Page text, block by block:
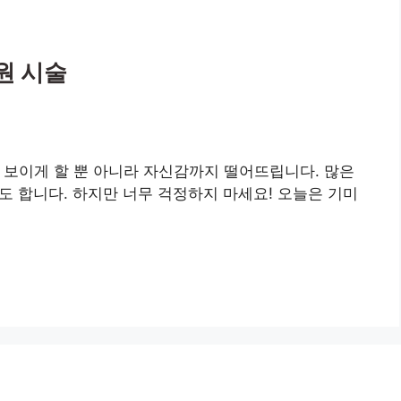
시술
이게 할 뿐 아니라 자신감까지 떨어뜨립니다. 많은
합니다. 하지만 너무 걱정하지 마세요! 오늘은 기미